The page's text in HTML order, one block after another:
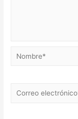
Nombre*
Correo